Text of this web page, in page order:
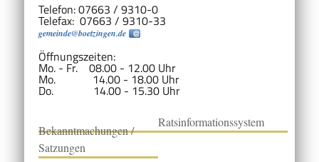
Telefon: 07663 / 9310-0
Telefax: 07663 / 9310-33
gemeinde@boetzingen.de
Öffnungszeiten:
Mo. - Fr. 08.00 - 12.00 Uhr
Mo. 14.00 - 18.00 Uhr
Do. 14.00 - 15.30 Uhr
Bekanntmachungen /
Satzungen
Ratsinformationssystem